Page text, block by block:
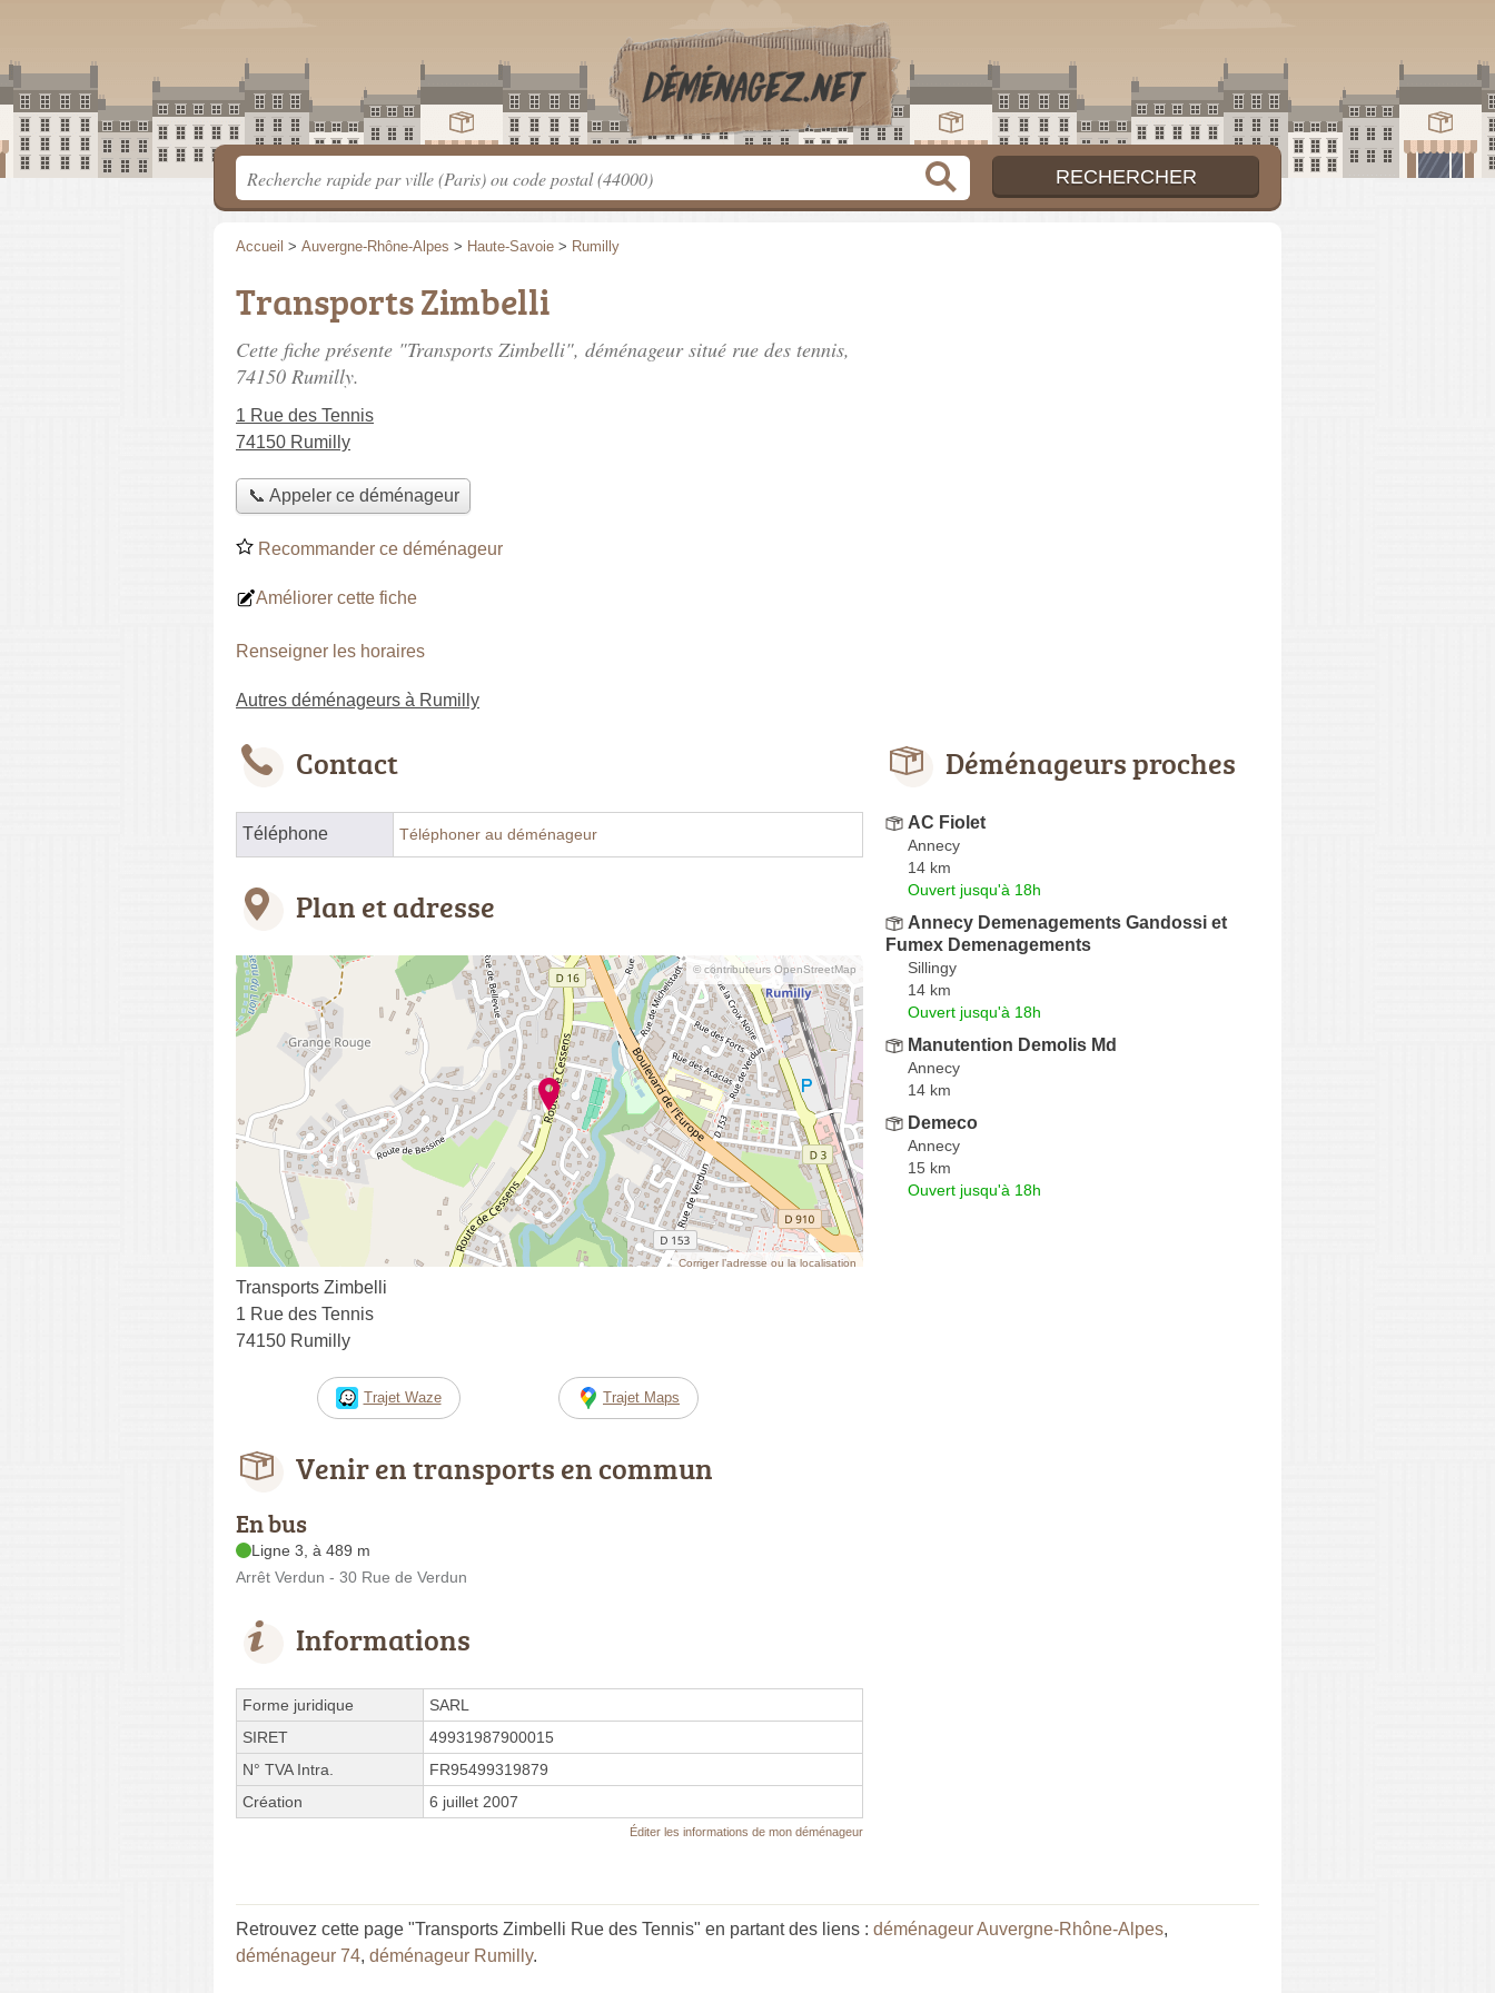
Accueil > Auvergne-Rhône-Alpes > Haute-Savoie > Rumilly
Transports Zimbelli
Cette fiche présente "Transports Zimbelli", déménageur situé rue des tennis,
74150 Rumilly.
1 Rue des Tennis
74150 Rumilly
📞 Appeler ce déménageur
Recommander ce déménageur
Améliorer cette fiche
Renseigner les horaires
Autres déménageurs à Rumilly
Contact
Téléphone Téléphoner au déménageur
Plan et adresse
© contributeurs OpenStreetMap
Corriger l’adresse ou la localisation
Transports Zimbelli
1 Rue des Tennis
74150 Rumilly
Trajet Waze Trajet Maps
Venir en transports en commun
En bus
Ligne 3, à 489 m
Arrêt Verdun - 30 Rue de Verdun
Informations
Forme juridique
SARL
SIRET
49931987900015
N° TVA Intra.
FR95499319879
Création
6 juillet 2007
Éditer les informations de mon déménageur
Déménageurs proches
AC Fiolet
Annecy
14 km
Ouvert jusqu'à 18h
Annecy Demenagements Gandossi et
Fumex Demenagements
Sillingy
14 km
Ouvert jusqu'à 18h
Manutention Demolis Md
Annecy
14 km
Demeco
Annecy
15 km
Ouvert jusqu'à 18h
Retrouvez cette page "Transports Zimbelli Rue des Tennis" en partant des liens : déménageur Auvergne-Rhône-Alpes,
déménageur 74, déménageur Rumilly.